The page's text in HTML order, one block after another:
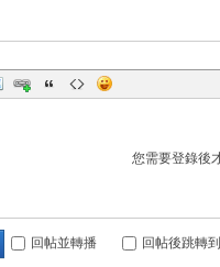
您需要登錄後
回帖並轉播 回帖後跳轉